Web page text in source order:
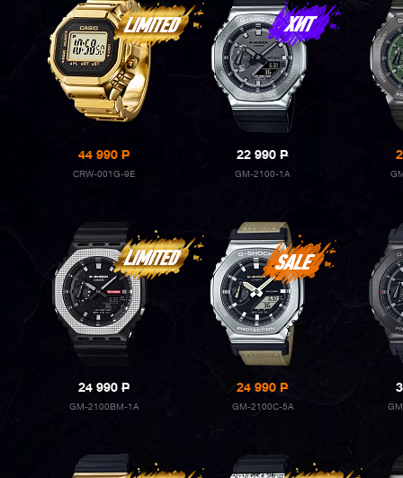
44 990P
CRW-001G-9E
22 990P
GM-2100-1A
24 990P
GM-2100BM-1A
24 990P
GM-2100C-5A